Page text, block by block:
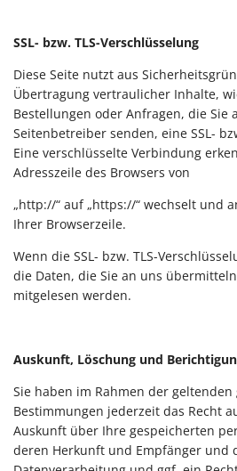
SSL- bzw. TLS-Verschlüsselung
Diese Seite nutzt aus
Übertragung vertraulicher Inhalte,
Bestellungen oder Anfragen, die Sie
Seitenbetreiber senden, eine SSL-
Eine verschlüsselte Verbindung
Adresszeile des Browsers von
„http://“ auf „https://“ wechselt und
Ihrer Browserzeile.
Wenn die SSL- bzw. TLS-
die Daten, die Sie an uns
mitgelesen werden.
Auskunft, Löschung und
Sie haben im Rahmen der geltenden
Bestimmungen jederzeit das Recht
Auskunft über Ihre gespeicherten
deren Herkunft und Empfänger und